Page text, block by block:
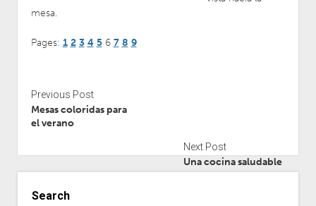
mesa.
Pages: 1 2 3 4 5 6 7 8 9
Previous Post
Mesas coloridas para
el verano
Next Post
Una cocina saludable
Search